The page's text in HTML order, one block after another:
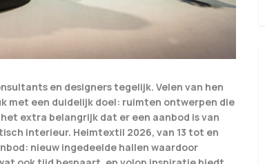
en designers tegelijk. Velen van hen
met een duidelijk doel: ruimten ontwerpen die
extra belangrijk dat er een aanbod is van
interieur. Heimtextil 2026, van 13 tot en
nieuw ingedeelde hallen waardoor